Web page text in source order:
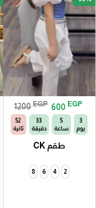
1200 EGP 600 EGP
3
يوم
5
ساعة
33
دقيقة
52
ثانية
طقم CK
2
4
6
8